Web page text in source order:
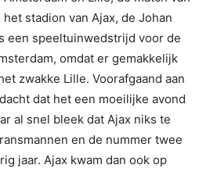
stadion van Ajax, de Johan
een speeltuinwedstrijd voor de
omdat er gemakkelijk
zwakke Lille. Voorafgaand aan
dat het een moeilijke avond
al snel bleek dat Ajax niks te
en de nummer twee
jaar. Ajax kwam dan ook op